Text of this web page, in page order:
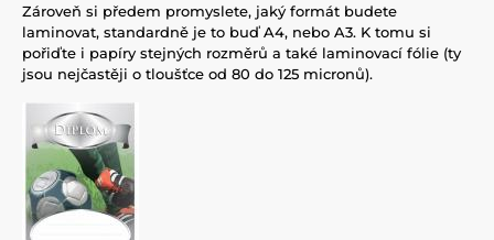
Zároveň si předem promyslete, jaký formát budete
laminovat, standardně je to buď A4, nebo A3. K tomu si
pořiďte i papíry stejných rozměrů a také laminovací fólie (ty
jsou nejčastěji o tloušťce od 80 do 125 micronů).